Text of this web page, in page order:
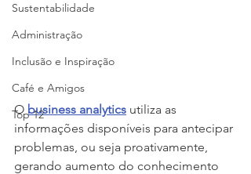
Sustentabilidade
Administração
Inclusão e Inspiração
Café e Amigos
Top 12
O business analytics utiliza as
informações disponíveis para antecipar
problemas, ou seja proativamente,
gerando aumento do conhecimento